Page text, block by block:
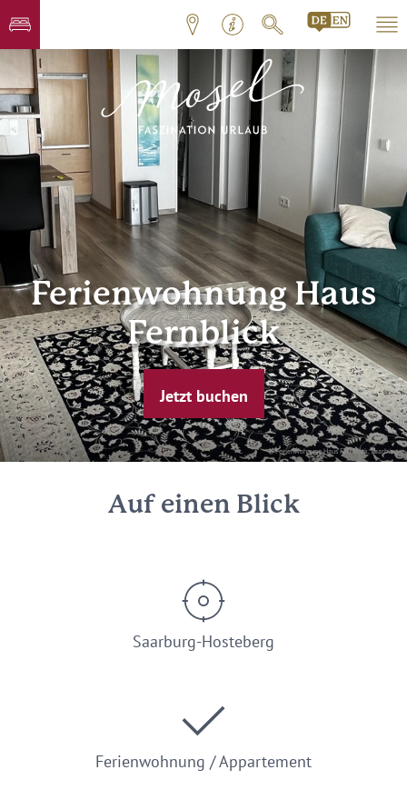
© Ferienwohnung Haus Fernblick, Saarburg
Ferienwohnung Haus
Fernblick
Jetzt buchen
Auf einen Blick
Saarburg-Hosteberg
Ferienwohnung / Appartement